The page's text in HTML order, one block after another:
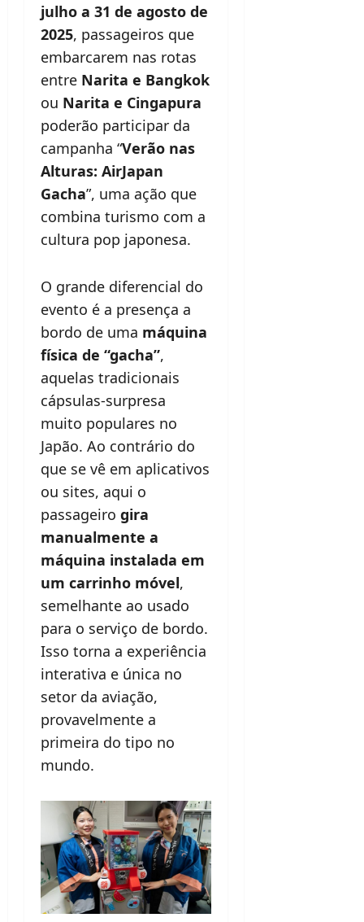
julho a 31 de agosto de
2025, passageiros que
embarcarem nas rotas
entre Narita e Bangkok
ou Narita e Cingapura
poderão participar da
campanha “Verão nas
Alturas: AirJapan
Gacha”, uma ação que
combina turismo com a
cultura pop japonesa.
O grande diferencial do
evento é a presença a
bordo de uma máquina
física de “gacha”,
aquelas tradicionais
cápsulas-surpresa
muito populares no
Japão. Ao contrário do
que se vê em aplicativos
ou sites, aqui o
passageiro gira
manualmente a
máquina instalada em
um carrinho móvel,
semelhante ao usado
para o serviço de bordo.
Isso torna a experiência
interativa e única no
setor da aviação,
provavelmente a
primeira do tipo no
mundo.